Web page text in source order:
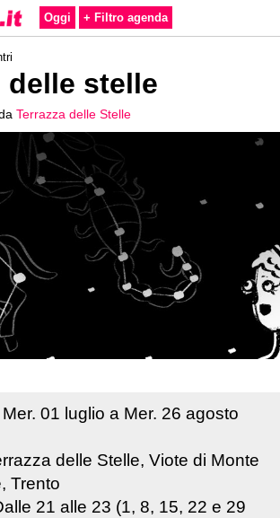
Oggi + Filtro agenda
delle stelle
Terrazza delle Stelle
Mer. 01 luglio a Mer. 26 agosto
delle Stelle, Viote di Monte
Trento
21 alle 23 (1, 8, 15, 22 e 29